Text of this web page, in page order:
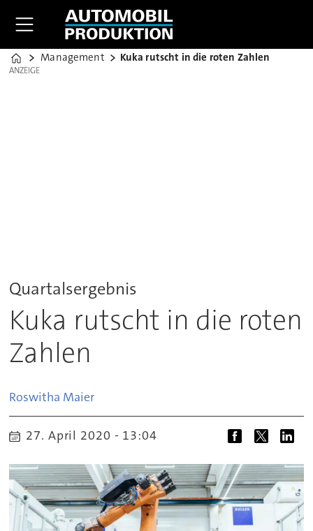
Home
Management Kuka rutscht in die roten Zahlen
ANZEIGE
ANZEIGE
Quartalsergebnis
Kuka rutscht in die roten
Zahlen
Roswitha Maier
27. April 2020 - 13:04